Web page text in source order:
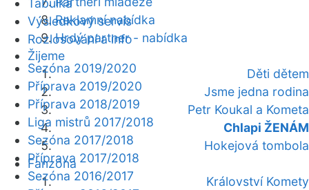
Reklamní nabídka
Hrdý partner - nabídka
Žijeme
Děti dětem
Jsme jedna rodina
Petr Koukal a Kometa
Chlapi ŽENÁM
Hokejová tombola
Fanzóna
Království Komety
Tabulka
Výsledkový servis
Rozlosování a info
Sezóna 2019/2020
Příprava 2019/2020
Příprava 2018/2019
Liga mistrů 2017/2018
Sezóna 2017/2018
Příprava 2017/2018
Sezóna 2016/2017